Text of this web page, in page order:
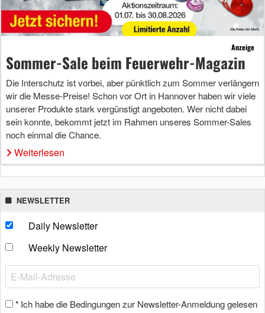
Anzeige
Sommer-Sale beim Feuerwehr-Magazin
Die Interschutz ist vorbei, aber pünktlich zum Sommer verlängern
wir die Messe-Preise! Schon vor Ort in Hannover haben wir viele
unserer Produkte stark vergünstigt angeboten. Wer nicht dabei
sein konnte, bekommt jetzt im Rahmen unseres Sommer-Sales
noch einmal die Chance.
Weiterlesen
NEWSLETTER
Daily Newsletter
Weekly Newsletter
* Ich habe die Bedingungen zur Newsletter-Anmeldung gelesen